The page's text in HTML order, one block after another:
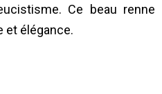
Ce beau renne
et élégance.